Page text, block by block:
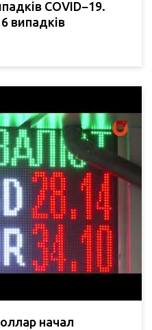
COVID−19.
випадків
начал